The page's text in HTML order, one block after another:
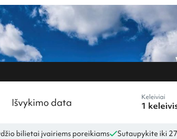
Išvykimo data Keleiviai
bilietai įvairiems poreikiams Sutaupykite iki